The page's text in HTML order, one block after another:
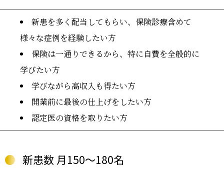
新患を多く配当してもらい、保険診療含めて
様々な症例を経験したい方
保険は一通りできるから、特に自費を全般的に
学びたい方
学びながら高収入も得たい方
開業前に最後の仕上げをしたい方
認定医の資格を取りたい方
新患数 月150～180名